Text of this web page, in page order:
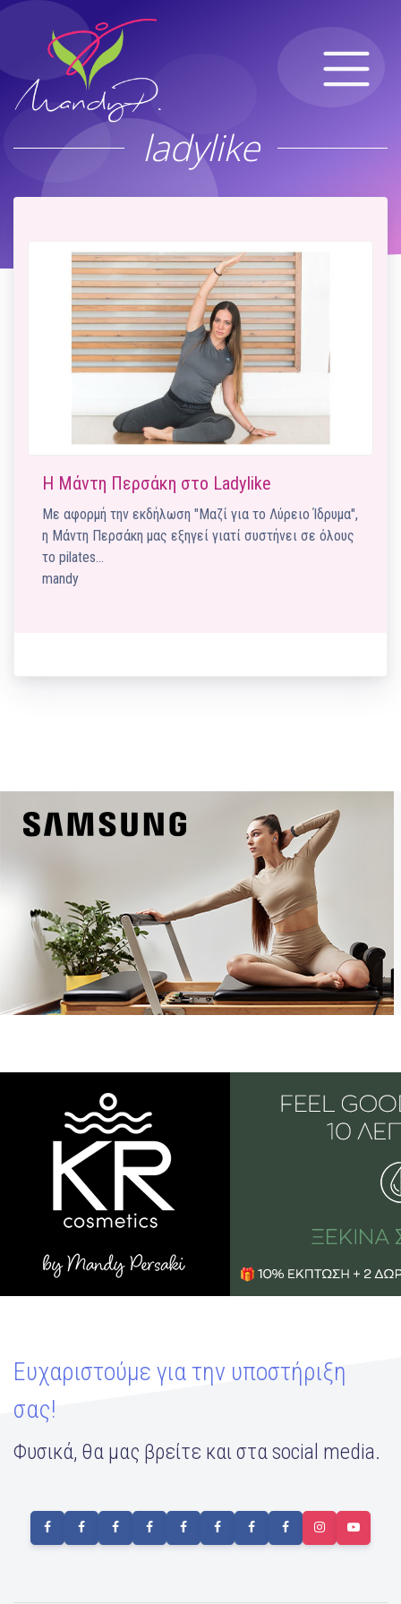
ladylike
Η Μάντη Περσάκη στο Ladylike
Με αφορμή την εκδήλωση "Μαζί για το Λύρειο Ίδρυμα",
η Μάντη Περσάκη μας εξηγεί γιατί συστήνει σε όλους
το pilates…
mandy
Ευχαριστούμε για την υποστήριξη
σας!
Φυσικά, θα μας βρείτε και στα social media.